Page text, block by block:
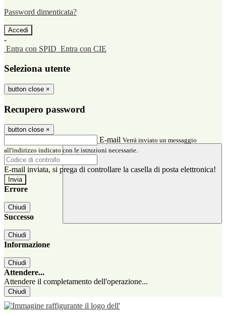
Password dimenticata?
-
Entra con SPID Entra con CIE
Seleziona utente
button close ×
Recupero password
button close ×
E-mail Verrà inviato un messaggio
all'indirizzo indicato con le istruzioni necessarie.
E-mail inviata, si prega di controllare la casella di posta elettronica!
Errore
Chiudi
Successo
Chiudi
Informazione
Chiudi
Attendere...
Attendere il completamento dell'operazione...
Chiudi